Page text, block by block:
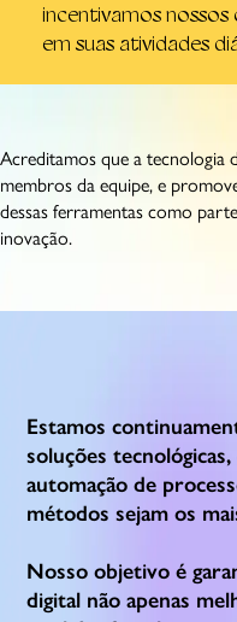
incentivamos
em suas atividades
Acreditamos que a tecnologia
membros da equipe, e
dessas ferramentas como
inovação.
Estamos
soluções
automação de
métodos sejam os
Nosso objetivo é
digital não apenas